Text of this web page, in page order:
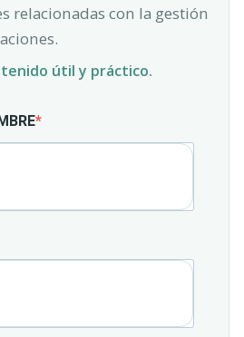
relacionadas con la gestión
útil y práctico.